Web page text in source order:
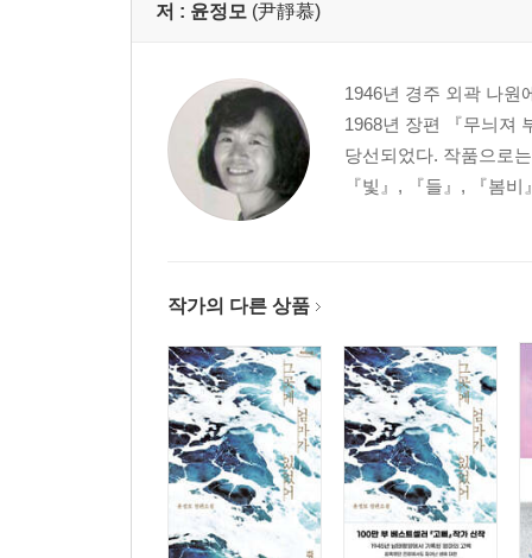
저 : 윤정모 (尹靜慕)
1946년 경주 외곽 나원
1968년 장편 『무늬져
당선되었다. 작품으로
『빛』, 『들』, 『봄
작가의 다른 상품